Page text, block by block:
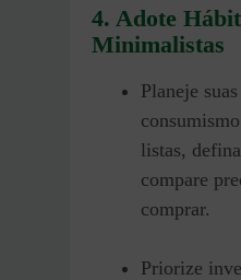
4. Adote
Minimalistas
Planeje
listas,
compare
comprar.
Priorize